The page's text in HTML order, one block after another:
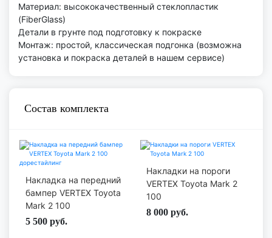
Материал: высококачественный стеклопластик
(FiberGlass)
Детали в грунте под подготовку к покраске
Монтаж: простой, классическая подгонка (возможна
установка и покраска деталей в нашем сервисе)
Состав комплекта
Накладка на передний
бампер VERTEX Toyota
Mark 2 100
дорестайлинг
5 500 руб.
Накладки на пороги
VERTEX Toyota Mark 2
100
8 000 руб.